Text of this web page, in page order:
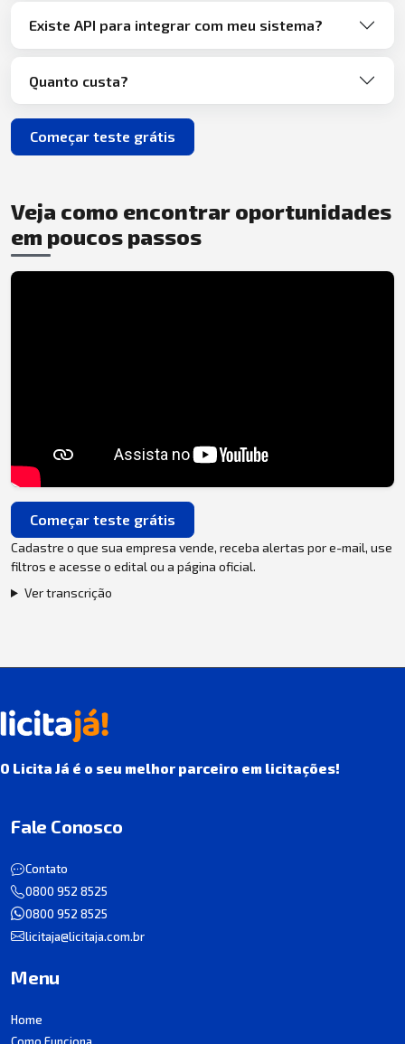
Existe API para integrar com meu sistema?
Quanto custa?
Começar teste grátis
Veja como encontrar oportunidades
em poucos passos
Começar teste grátis
Cadastre o que sua empresa vende, receba alertas por e-mail, use
filtros e acesse o edital ou a página oficial.
Ver transcrição
O Licita Já é o seu melhor parceiro em licitações!
Fale Conosco
Contato
0800 952 8525
0800 952 8525
licitaja@licitaja.com.br
Menu
Home